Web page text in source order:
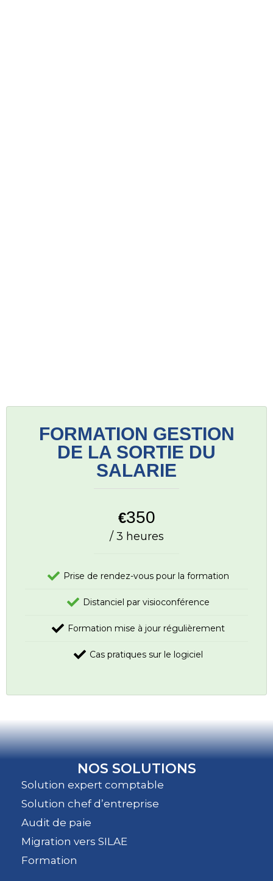
FORMATION GESTION
DE LA SORTIE DU
SALARIE
€350
/ 3 heures
Prise de rendez-vous pour la formation
Distanciel par visioconférence
Formation mise à jour régulièrement
Cas pratiques sur le logiciel
NOS SOLUTIONS
Solution expert comptable
Solution chef d’entreprise
Audit de paie
Migration vers SILAE
Formation